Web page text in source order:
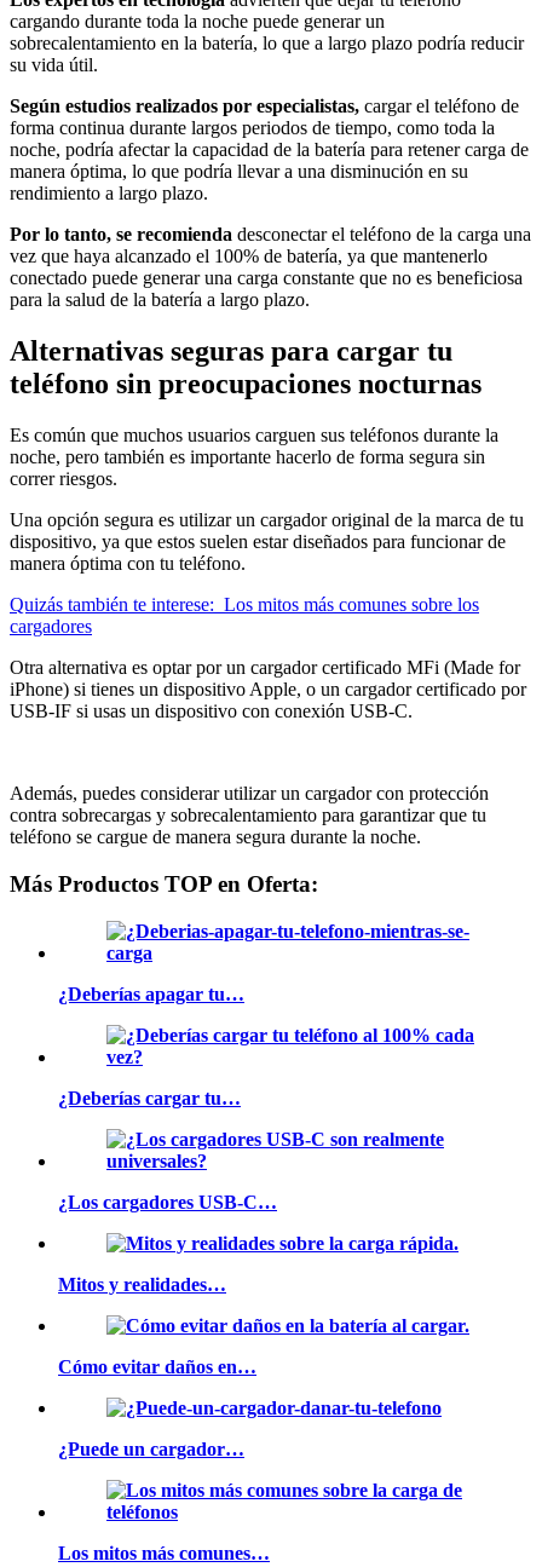
cargando durante toda la noche puede generar un
sobrecalentamiento en la batería, lo que a largo plazo podría reducir
su vida útil.
Según estudios realizados por especialistas, cargar el teléfono de
forma continua durante largos periodos de tiempo, como toda la
noche, podría afectar la capacidad de la batería para retener carga de
manera óptima, lo que podría llevar a una disminución en su
rendimiento a largo plazo.
Por lo tanto, se recomienda desconectar el teléfono de la carga una
vez que haya alcanzado el 100% de batería, ya que mantenerlo
conectado puede generar una carga constante que no es beneficiosa
para la salud de la batería a largo plazo.
Alternativas seguras para cargar tu
teléfono sin preocupaciones nocturnas
Es común que muchos usuarios carguen sus teléfonos durante la
noche, pero también es importante hacerlo de forma segura sin
correr riesgos.
Una opción segura es utilizar un cargador original de la marca de tu
dispositivo, ya que estos suelen estar diseñados para funcionar de
manera óptima con tu teléfono.
Quizás también te interese: Los mitos más comunes sobre los
cargadores
Otra alternativa es optar por un cargador certificado MFi (Made for
iPhone) si tienes un dispositivo Apple, o un cargador certificado por
USB-IF si usas un dispositivo con conexión USB-C.
Además, puedes considerar utilizar un cargador con protección
contra sobrecargas y sobrecalentamiento para garantizar que tu
teléfono se cargue de manera segura durante la noche.
Más Productos TOP en Oferta:
¿Deberías apagar tu…
¿Deberías cargar tu…
¿Los cargadores USB-C…
Mitos y realidades…
Cómo evitar daños en…
¿Puede un cargador…
Los mitos más comunes…